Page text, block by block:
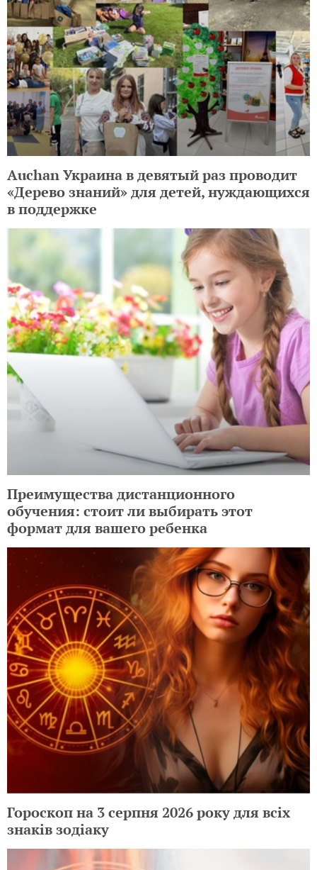
Auchan Украина в девятый раз проводит
«Дерево знаний» для детей, нуждающихся
в поддержке
Преимущества дистанционного
обучения: стоит ли выбирать этот
формат для вашего ребенка
Гороскоп на 3 серпня 2026 року для всіх
знаків зодіаку